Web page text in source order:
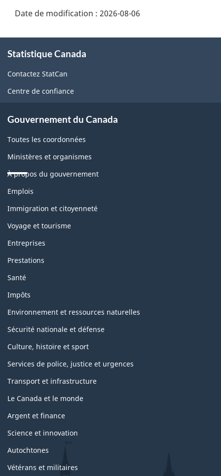
Date de modification : 2026-08-06
propos
de
ce
Statistique Canada
Contactez StatCan
Centre de confiance
Gouvernement du Canada
Toutes les coordonnées
Ministères et organismes
À propos du gouvernement
Thèmes
sujets
Emplois
Immigration et citoyenneté
Voyage et tourisme
Entreprises
Prestations
Santé
Impôts
Environnement et ressources naturelles
Sécurité nationale et défense
Culture, histoire et sport
Services de police, justice et urgences
Transport et infrastructure
Le Canada et le monde
Argent et finance
Science et innovation
Autochtones
Vétérans et militaires